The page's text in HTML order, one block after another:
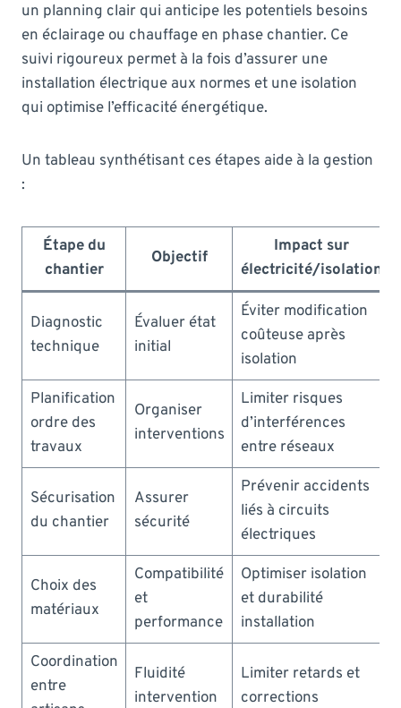
un planning clair qui anticipe les potentiels besoins
en éclairage ou chauffage en phase chantier. Ce
suivi rigoureux permet à la fois d’assurer une
installation électrique aux normes et une isolation
qui optimise l’efficacité énergétique.
Un tableau synthétisant ces étapes aide à la gestion
:
Étape du
chantier
Objectif
Impact sur
électricité/isolation
Diagnostic
technique
Évaluer état
initial
Éviter modification
coûteuse après
isolation
Planification
ordre des
travaux
Organiser
interventions
Limiter risques
d’interférences
entre réseaux
Sécurisation
du chantier
Assurer
sécurité
Prévenir accidents
liés à circuits
électriques
Choix des
matériaux
Compatibilité
et
performance
Optimiser isolation
et durabilité
installation
Coordination
entre
Fluidité
intervention
Limiter retards et
corrections